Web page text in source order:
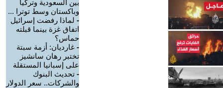
بين السعودية وتركيا
وباكستان وسط توترا ...
- لماذا رفضت إسرائيل
اتفاق غزة بينما قبلته
حماس؟
- غارديان: أزمة سبتة
تختبر رهان سانشيز
على إسبانيا المستقلة
- تحديث البنوك
والشركات.. سعر الدولار